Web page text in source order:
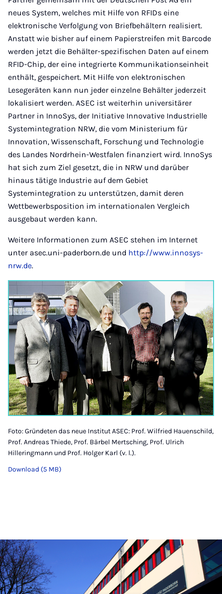
neues System, welches mit Hilfe von RFIDs eine
elektronische Verfolgung von Briefbehältern realisiert.
Anstatt wie bisher auf einem Papierstreifen mit Barcode
werden jetzt die Behälter-spezifischen Daten auf einem
RFID-Chip, der eine integrierte Kommunikationseinheit
enthält, gespeichert. Mit Hilfe von elektronischen
Lesegeräten kann nun jeder einzelne Behälter jederzeit
lokalisiert werden. ASEC ist weiterhin universitärer
Partner in InnoSys, der Initiative Innovative Industrielle
Systemintegration NRW, die vom Ministerium für
Innovation, Wissenschaft, Forschung und Technologie
des Landes Nordrhein-Westfalen finanziert wird. InnoSys
hat sich zum Ziel gesetzt, die in NRW und darüber
hinaus tätige Industrie auf dem Gebiet
Systemintegration zu unterstützen, damit deren
Wettbewerbsposition im internationalen Vergleich
ausgebaut werden kann.
Weitere Informationen zum ASEC stehen im Internet
unter asec.uni-paderborn.de und http://www.innosys-
nrw.de.
Foto: Gründeten das neue Institut ASEC: Prof. Wilfried Hauenschild,
Prof. Andreas Thiede, Prof. Bärbel Mertsching, Prof. Ulrich
Hilleringmann und Prof. Holger Karl (v. l.).
Download (5 MB)